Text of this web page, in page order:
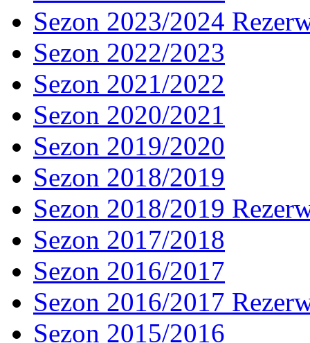
Sezon 2023/2024
Sezon 2022/2023
Sezon 2021/2022
Sezon 2020/2021
Sezon 2019/2020
Sezon 2018/2019
Sezon 2018/2019
Sezon 2017/2018
Sezon 2016/2017
Sezon 2016/2017
Sezon 2015/2016